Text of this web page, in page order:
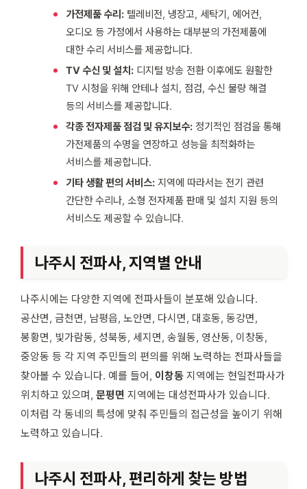
가전제품 수리: 텔레비전, 냉장고, 세탁기, 에어컨,
오디오 등 가정에서 사용하는 대부분의 가전제품에
대한 수리 서비스를 제공합니다.
TV 수신 및 설치: 디지털 방송 전환 이후에도 원활한
TV 시청을 위해 안테나 설치, 점검, 수신 불량 해결
등의 서비스를 제공합니다.
각종 전자제품 점검 및 유지보수: 정기적인 점검을 통해
가전제품의 수명을 연장하고 성능을 최적화하는
서비스를 제공합니다.
기타 생활 편의 서비스: 지역에 따라서는 전기 관련
간단한 수리나, 소형 전자제품 판매 및 설치 지원 등의
서비스도 제공할 수 있습니다.
나주시 전파사, 지역별 안내
나주시에는 다양한 지역에 전파사들이 분포해 있습니다.
공산면, 금천면, 남평읍, 노안면, 다시면, 대호동, 동강면,
봉황면, 빛가람동, 성북동, 세지면, 송월동, 영산동, 이창동,
중앙동 등 각 지역 주민들의 편의를 위해 노력하는 전파사들을
찾아볼 수 있습니다. 예를 들어, 이창동 지역에는 현일전파사가
위치하고 있으며, 문평면 지역에는 대성전파사가 있습니다.
이처럼 각 동네의 특성에 맞춰 주민들의 접근성을 높이기 위해
노력하고 있습니다.
나주시 전파사, 편리하게 찾는 방법